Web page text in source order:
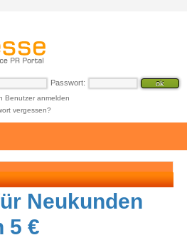
Passwort:
Benutzer anmelden
vergessen?
Neukunden
5 €